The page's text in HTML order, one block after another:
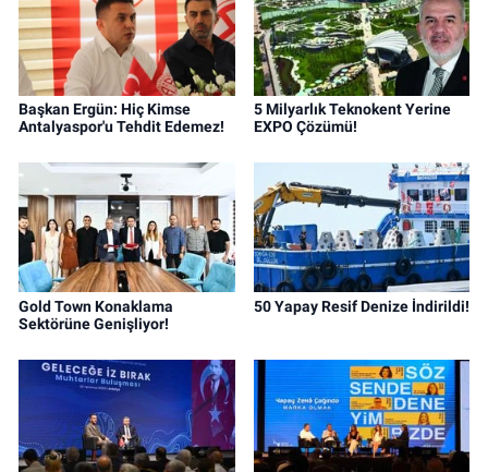
Başkan Ergün: Hiç Kimse
Antalyaspor'u Tehdit Edemez!
5 Milyarlık Teknokent Yerine
EXPO Çözümü!
Gold Town Konaklama
Sektörüne Genişliyor!
50 Yapay Resif Denize İndirildi!